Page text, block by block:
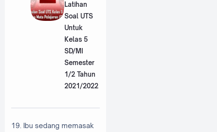
Latihan
Soal UTS
Untuk
Kelas 5
SD/MI
Semester
1/2 Tahun
2021/2022
19. Ibu sedang memasak